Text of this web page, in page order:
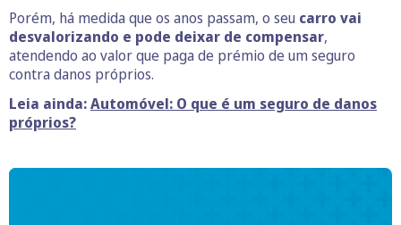
Porém, há medida que os anos passam, o seu carro vai
desvalorizando e pode deixar de compensar,
atendendo ao valor que paga de prémio de um seguro
contra danos próprios.
Leia ainda:Automóvel: O que é um seguro de danos
próprios?